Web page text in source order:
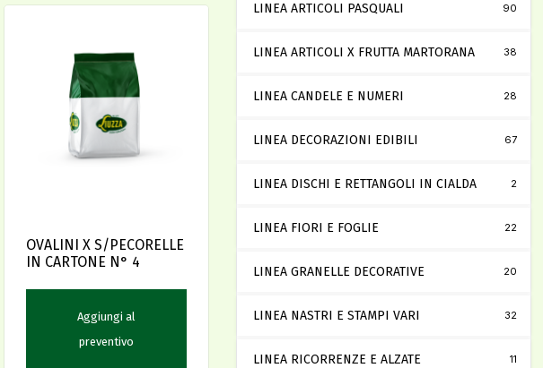
OVALINI X S/PECORELLE
IN CARTONE N° 4
Aggiungi al
preventivo
LINEA ARTICOLI PASQUALI 90
LINEA ARTICOLI X FRUTTA MARTORANA 38
LINEA CANDELE E NUMERI 28
LINEA DECORAZIONI EDIBILI 67
LINEA DISCHI E RETTANGOLI IN CIALDA 2
LINEA FIORI E FOGLIE 22
LINEA GRANELLE DECORATIVE 20
LINEA NASTRI E STAMPI VARI 32
LINEA RICORRENZE E ALZATE 11